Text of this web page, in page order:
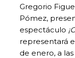
Gregorio
Pómez,
espectáculo
representará
de enero, a las